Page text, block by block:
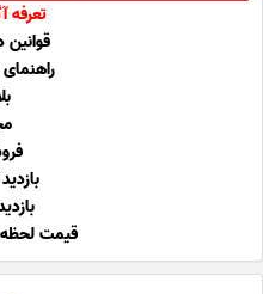
تعرفه
قیمت لحظه